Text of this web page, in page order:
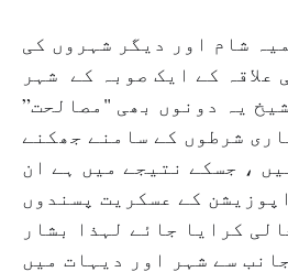
شام اور دیگر شہروں کی
کے ایک صوبہ کے شہر
یہ دونوں بھی "مصالحت”
شرطوں کے سامنے جھکنے
، جسکے نتیجے میں ہے ان
کے عسکریت پسندوں
کرایا جائے لہذا بشار
سے شہر اور دیہات میں